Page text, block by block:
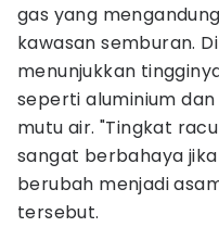
gas yang
kawasan semburan.
menunjukkan
seperti aluminium
mutu air. "Tingkat
sangat berbahaya
berubah menjadi
tersebut.